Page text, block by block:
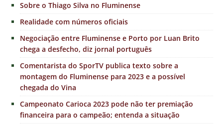
Sobre o Thiago Silva no Fluminense
Realidade com números oficiais
Negociação entre Fluminense e Porto por Luan Brito
chega a desfecho, diz jornal português
Comentarista do SporTV publica texto sobre a
montagem do Fluminense para 2023 e a possível
chegada do Vina
Campeonato Carioca 2023 pode não ter premiação
financeira para o campeão; entenda a situação